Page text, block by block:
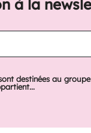
à la
destinées au